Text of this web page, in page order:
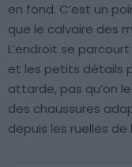
en fond. C’est un
que le calvaire des
L’endroit se
et les petits détails
attarde, pas qu’on
des chaussures
depuis les ruelles